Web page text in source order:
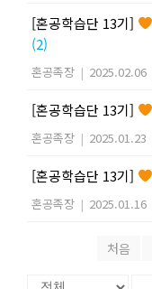
[혼공학습단 13기]
(2)
혼공족장 | 2025.02.06
[혼공학습단 13기]
혼공족장 | 2025.01.23
[혼공학습단 13기]
혼공족장 | 2025.01.16
처음